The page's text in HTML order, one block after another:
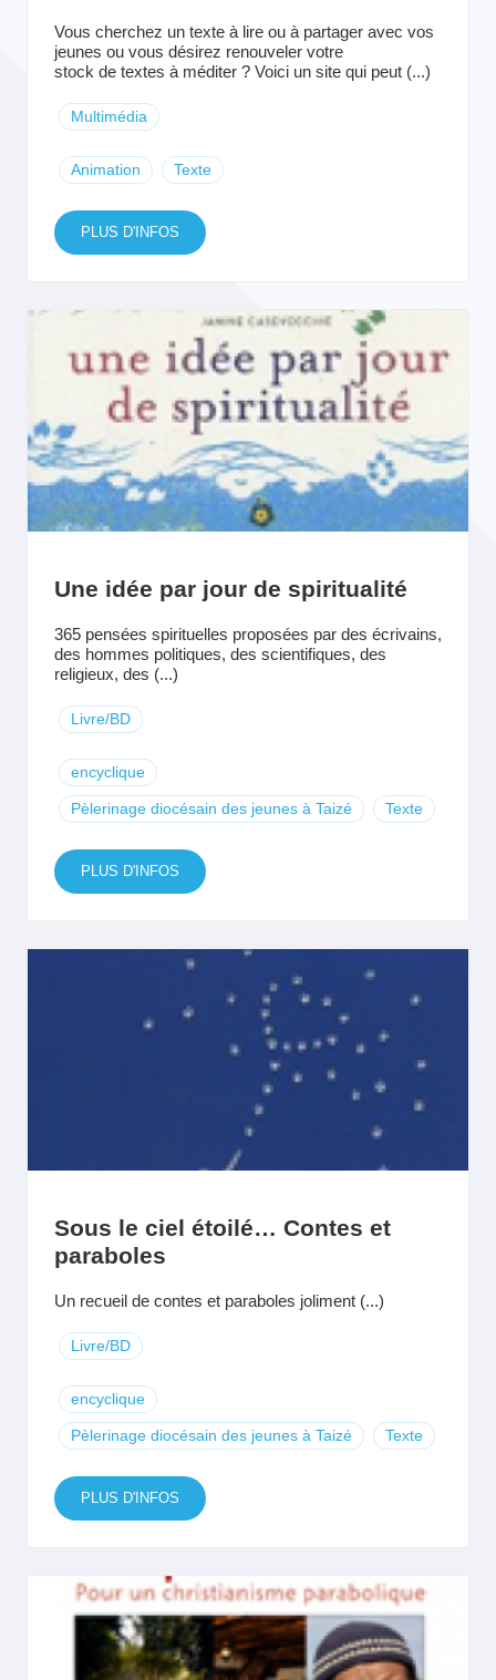
Vous cherchez un texte à lire ou à partager avec vos
jeunes ou vous désirez renouveler votre
stock de textes à méditer ? Voici un site qui peut (...)
Multimédia
Animation Texte
PLUS D'INFOS
Une idée par jour de spiritualité
365 pensées spirituelles proposées par des écrivains,
des hommes politiques, des scientifiques, des
religieux, des (...)
Livre/BD
encyclique
Pèlerinage diocésain des jeunes à Taizé Texte
PLUS D'INFOS
Sous le ciel étoilé… Contes et
paraboles
Un recueil de contes et paraboles joliment (...)
Livre/BD
encyclique
Pèlerinage diocésain des jeunes à Taizé Texte
PLUS D'INFOS